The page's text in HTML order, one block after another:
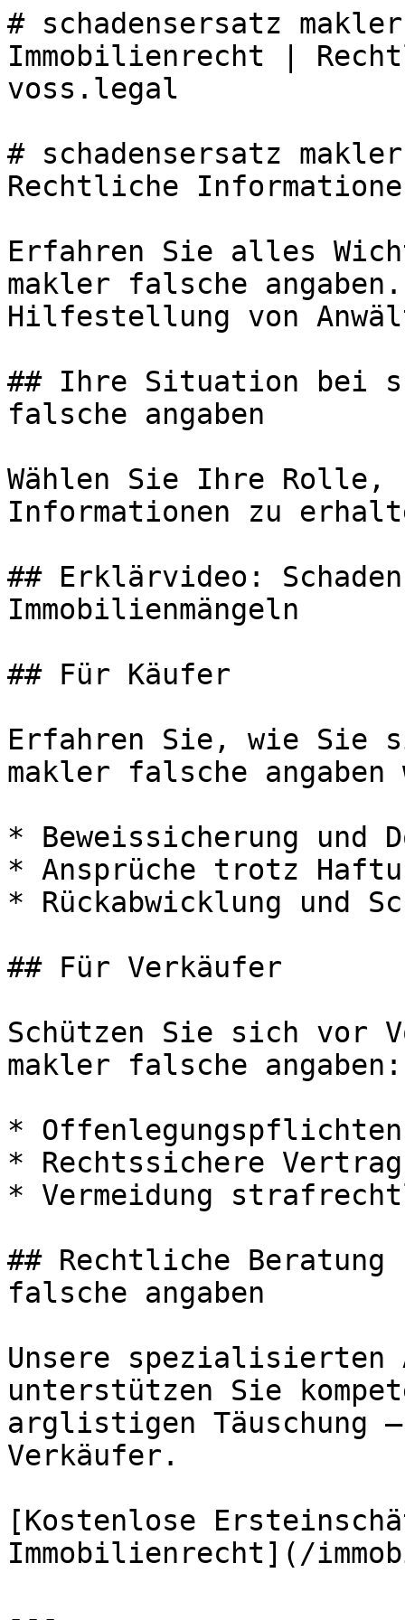
# schadensersatz
Immobilienrecht |
voss.legal
# schadensersatz
Rechtliche
Erfahren Sie alles
makler falsche
Hilfestellung von
## Ihre Situation bei
falsche angaben
Wählen Sie Ihre Rolle,
Informationen zu
## Erklärvideo:
Immobilienmängeln
## Für Käufer
Erfahren Sie, wie Sie
makler falsche angaben
* Beweissicherung und
* Ansprüche trotz
* Rückabwicklung und
## Für Verkäufer
Schützen Sie sich vor
makler falsche angaben:
* Offenlegungspflichten
* Rechtssichere
* Vermeidung
## Rechtliche Beratung
falsche angaben
Unsere spezialisierten
unterstützen Sie
arglistigen Täuschung
Verkäufer.
[Kostenlose
Immobilienrecht](/